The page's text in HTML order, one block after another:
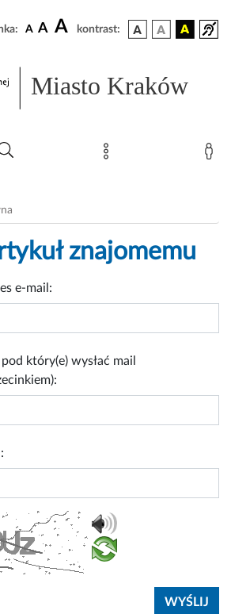
A A A kontrast:
Miasto Kraków
znajomemu
e-mail:
który(e) wysłać mail